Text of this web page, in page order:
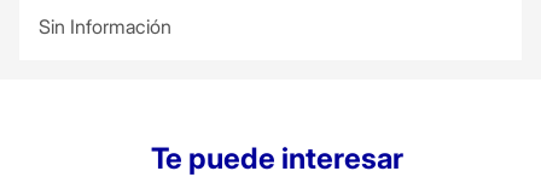
Sin Información
Te puede interesar